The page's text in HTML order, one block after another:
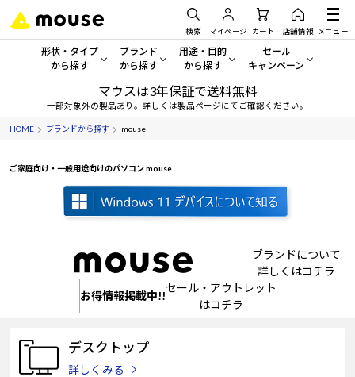
検索 マイページ カート 店舗情報 メニュー
形状・タイプ
から探す
形状・タイプから探す をすべてみる
デスクトップPC
ノートPC
タブレット
ワークステーション
Windows 11 Copilot+ PC
ブランド
から探す
mouse
G TUNE
NEXTGEAR
DAIV
iiyama
用途・目的
から探す
一般向けパソコン
ビジネス向けパソコン
学習向けパソコン
スペック/パーツ別
セール
キャンペーン
セール・キャンペー
アウトレットパソコン
すべて新品の旧モデル製品
おすすめ目玉パソコン
今イチオシのパソコンをピ
Windows 11
マウスは3年保証で送料無料
一部対象外の製品あり。詳しくは製品ページにてご確認ください。
HOME ブランドから探す mouse
ご家庭向け・一般用途向けのパソコン mouse
ブランドについて
詳しくはコチラ
お得情報掲載中!!
セール・アウトレット
はコチラ
デスクトップ
詳しくみる